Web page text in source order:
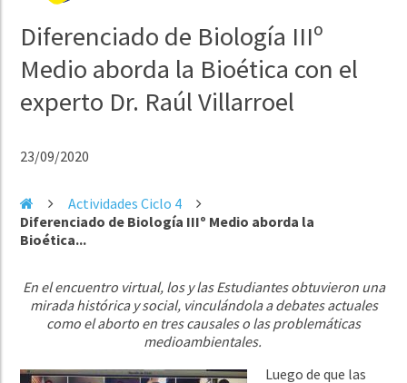
Diferenciado de Biología IIIº
Medio aborda la Bioética con el
experto Dr. Raúl Villarroel
23/09/2020
Actividades Ciclo 4
Diferenciado de Biología IIIº Medio aborda la
Bioética...
En el encuentro virtual, los y las Estudiantes obtuvieron una
mirada histórica y social, vinculándola a debates actuales
como el aborto en tres causales o las problemáticas
medioambientales.
Luego de que las